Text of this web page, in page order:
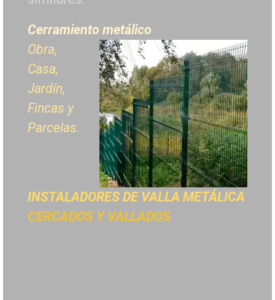
Cerramiento metálico
Obra,
Casa,
Jardín,
Fincas y
Parcelas.
INSTALADORES DE VALLA METÁLICA
CERCADOS Y VALLADOS